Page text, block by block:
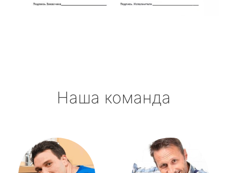
Наша команда